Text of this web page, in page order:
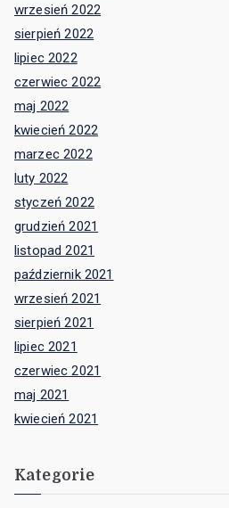
wrzesień 2022
sierpień 2022
lipiec 2022
czerwiec 2022
maj 2022
kwiecień 2022
marzec 2022
luty 2022
styczeń 2022
grudzień 2021
listopad 2021
październik 2021
wrzesień 2021
sierpień 2021
lipiec 2021
czerwiec 2021
maj 2021
kwiecień 2021
Kategorie